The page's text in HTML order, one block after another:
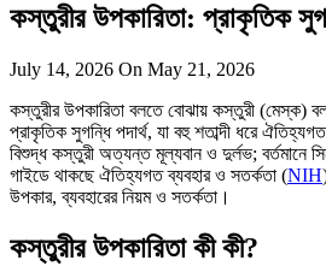
কস্তুরীর উপকারিতা: প্রাকৃতিক
July 14, 2026 On May 21, 2026
কস্তুরীর উপকারিতা বলতে বোঝায় কস্তুরী (মেস্ক)
প্রাকৃতিক সুগন্ধি পদার্থ, যা বহু শতাব্দী ধরে
বিশুদ্ধ কস্তুরী অত্যন্ত মূল্যবান ও দুর্লভ; বর্তমানে
গাইডে থাকছে ঐতিহ্যগত ব্যবহার ও সতর্কতা (NIH
উপকার, ব্যবহারের নিয়ম ও সতর্কতা।
কস্তুরীর উপকারিতা কী কী?